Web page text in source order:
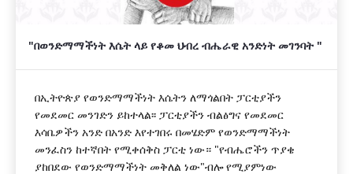
"በወንድማማችነት እሴት ላይ የቆመ ህብረ ብሔራዊ አንድነት መገንባት "
በኢትዮጵያ የወንድማማችነት እሴትን ለማጎልበት ፓርቲያችን
የመደመር መንገድን ይከተላል፡፡ ፓርቲያችን ብልፅግና የመደመር
እሳቤዎችን አንድ በአንድ እየተገበሩ በመሄድም የወንድማማችነት
መንፈስን ከተኛበት የሚቀሰቅስ ፓርቲ ነው። "የብሔሮችን ጥያቄ
ያከበደው የወንድማማችነት መቅለል ነው"ብሎ የሚያምነው